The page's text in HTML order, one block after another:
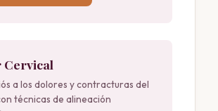
Cervical
a los dolores y contracturas del
técnicas de alineación